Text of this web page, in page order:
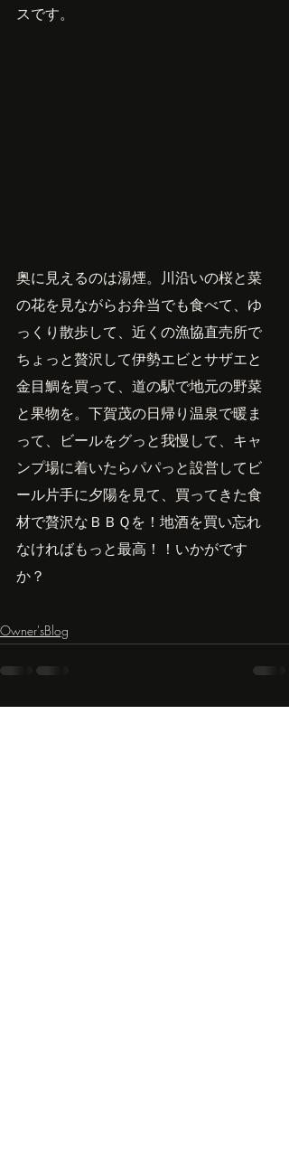
スです。
奥に見えるのは湯煙。川沿いの桜と菜
の花を見ながらお弁当でも食べて、ゆ
っくり散歩して、近くの漁協直売所で
ちょっと贅沢して伊勢エビとサザエと
金目鯛を買って、道の駅で地元の野菜
と果物を。下賀茂の日帰り温泉で暖ま
って、ビールをグっと我慢して、キャ
ンプ場に着いたらパパっと設営してビ
ール片手に夕陽を見て、買ってきた食
材で贅沢なＢＢＱを！地酒を買い忘れ
なければもっと最高！！いかがです
か？
Owner'sBlog